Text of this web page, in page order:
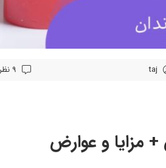
taj
+ مزایا و عوارض